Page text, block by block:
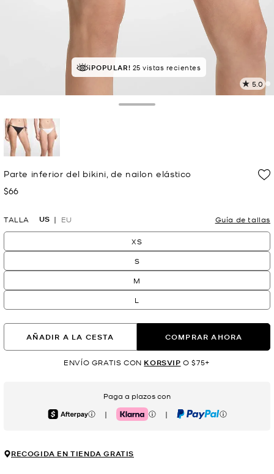
¡POPULAR! 25 vistas recientes
5.0
2
Parte inferior del bikini, de nailon elástico
Ahora
$66
TALLA US EU Guía de tallas
XS
S
M
L
AÑADIR A LA CESTA COMPRAR AHORA
ENVÍO GRATIS CON KORSVIP O $75+
Paga a plazos con
Afterpay | Klarna | PayPal
RECOGIDA EN TIENDA GRATIS